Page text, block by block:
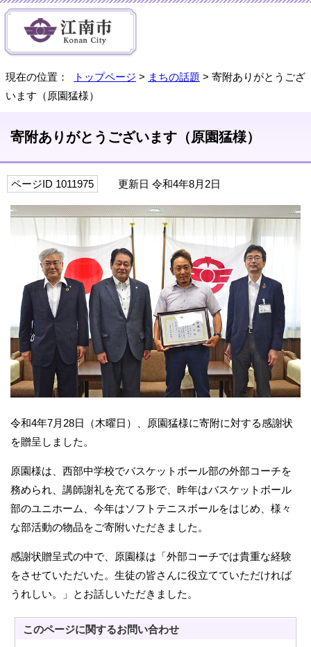
現在の位置： トップページ > まちの話題 > 寄附ありがとうござ
います（原園猛様）
寄附ありがとうございます（原園猛様）
ページID 1011975 更新日 令和4年8月2日
令和4年7月28日（木曜日）、原園猛様に寄附に対する感謝状
を贈呈しました。
原園様は、西部中学校でバスケットボール部の外部コーチを
務められ、講師謝礼を充てる形で、昨年はバスケットボール
部のユニホーム、今年はソフトテニスボールをはじめ、様々
な部活動の物品をご寄附いただきました。
感謝状贈呈式の中で、原園様は「外部コーチでは貴重な経験
をさせていただいた。生徒の皆さんに役立てていただければ
うれしい。」とお話しいただきました。
このページに関するお問い合わせ